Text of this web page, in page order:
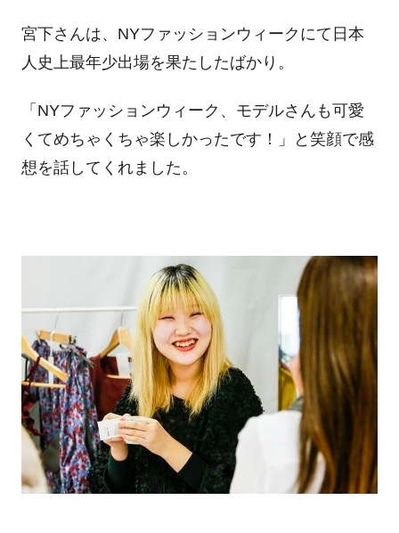
宮下さんは、NYファッションウィークにて日本
人史上最年少出場を果たしたばかり。
「NYファッションウィーク、モデルさんも可愛
くてめちゃくちゃ楽しかったです！」と笑顔で感
想を話してくれました。